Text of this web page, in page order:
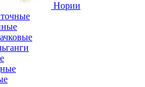
Нории